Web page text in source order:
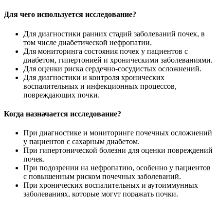
Для чего используется исследование?
Для диагностики ранних стадий заболеваний почек, в
том числе диабетической нефропатии.
Для мониторинга состояния почек у пациентов с
диабетом, гипертонией и хроническими заболеваниями.
Для оценки риска сердечно-сосудистых осложнений.
Для диагностики и контроля хронических
воспалительных и инфекционных процессов,
повреждающих почки.
Когда назначается исследование?
При диагностике и мониторинге почечных осложнений
у пациентов с сахарным диабетом.
При гипертонической болезни для оценки повреждений
почек.
При подозрении на нефропатию, особенно у пациентов
с повышенным риском почечных заболеваний.
При хронических воспалительных и аутоиммунных
заболеваниях, которые могут поражать почки.